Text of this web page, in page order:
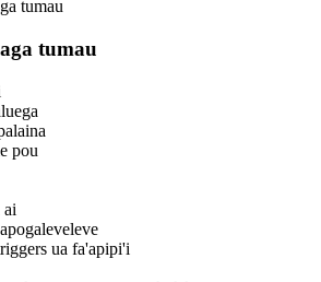
tumau
pou
ai